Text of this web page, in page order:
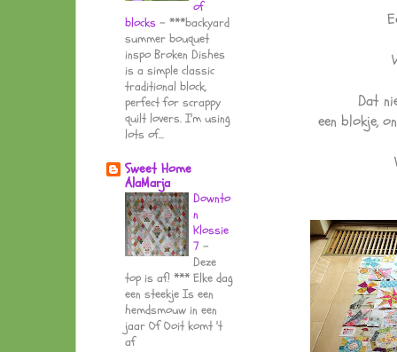
Dat
een blokje,
of
blocks - ***backyard
summer bouquet
inspo Broken Dishes
is a simple classic
traditional block,
perfect for scrappy
quilt lovers. I'm using
lots of...
Sweet Home
AlaMarja
Downto
n
Klossie
7 -
Deze
top is af! *** Elke dag
een steekje Is een
hemdsmouw in een
jaar Of Ooit komt 't
af